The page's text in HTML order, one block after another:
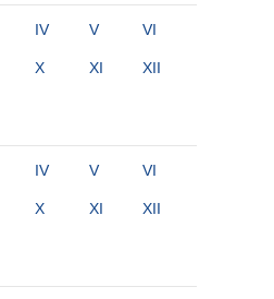
IV V VI
X XI XII
IV V VI
X XI XII